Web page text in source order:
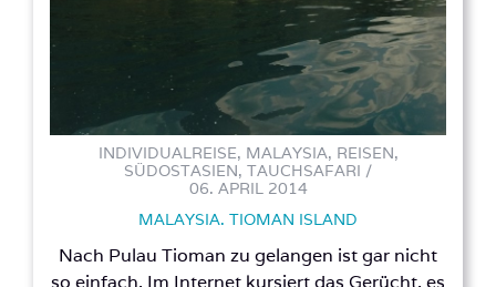
INDIVIDUALREISE, MALAYSIA, REISEN,
SÜDOSTASIEN, TAUCHSAFARI /
06. APRIL 2014
MALAYSIA. TIOMAN ISLAND
Nach Pulau Tioman zu gelangen ist gar nicht
so einfach. Im Internet kursiert das Gerücht, es